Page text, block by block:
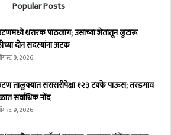
Popular Posts
थरारक पाठलाग; उसाच्या शेतातून लुटारू
दोन सदस्यांना अटक
9, 2026
तालुक्यात सरासरीपेक्षा १२३ टक्के पाऊस; तरडगाव
सर्वाधिक नोंद
9, 2026